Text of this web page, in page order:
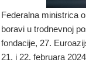
Federalna ministrica
boravi u trodnevnoj
fondacije, 27.
21. i 22. februara